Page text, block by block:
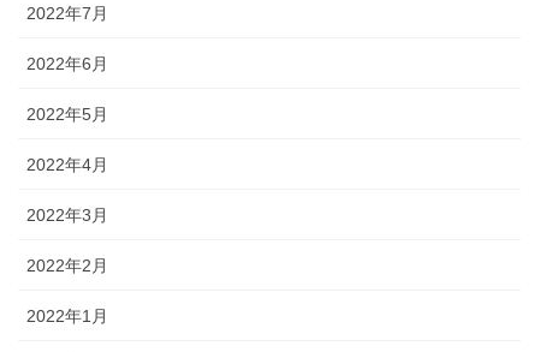
2022年7月
2022年6月
2022年5月
2022年4月
2022年3月
2022年2月
2022年1月